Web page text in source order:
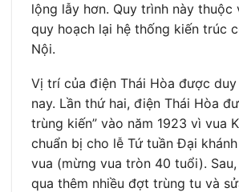
lộng lẫy hơn. Quy trình này thuộc
quy hoạch lại hệ thống kiến trúc
Nội.
Vị trí của điện Thái Hòa được
nay. Lần thứ hai, điện Thái Hòa
trùng kiến” vào năm 1923 vì vua
chuẩn bị cho lễ Tứ tuần Đại
vua (mừng vua tròn 40 tuổi).
qua thêm nhiều đợt trùng tu và